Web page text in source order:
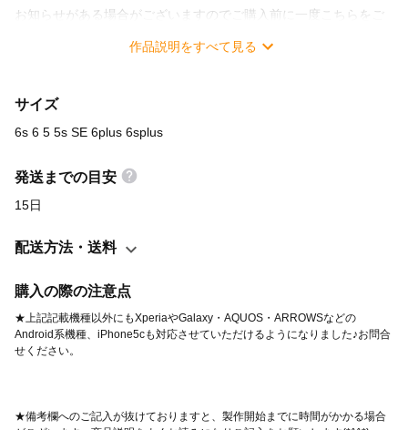
お知らせがある場合がございますのでご購入前に一度こちらをご
確認ください https://minne.com/items/5000046 ‾▼‾▽‾▼‾▽‾ 名入
機種◼︎ iPhone 5/5s iPhone SE iPhone 6plus/6splus iPhone7 /
iPhone7Plus 6は特別価格でこちらから
Android、galaxyなど対応できる場合がございますのでメッセージ
でご相談ください♪ ◼︎ネームプリントにお使い頂ける文字◼︎ アル
的には筆記体になります。筆記体は１文字目が大文字、２文字目
ック体はアルファベットは大文字小文字は記載頂いた通りになり
ます。 ------ご注文方法------ 備考欄に、以下をご記載ください。
①ご希望機種 ②ネームプリントを希望の場合は内容 （ブロック体
をご希望の場合はその旨） オーダーメイド商品になりますのでご
作品説明をすべて見る
サイズ
6s 6 5 5s SE 6plus 6splus
発送までの目安
15日
配送方法・送料
購入の際の注意点
★上記記載機種以外にもXperiaやGalaxy・AQUOS・ARROWSなどの
Android系機種、iPhone5cも対応させていただけるようになりました♪お問合
★備考欄へのご記入が抜けておりますと、製作開始までに時間がかかる場合